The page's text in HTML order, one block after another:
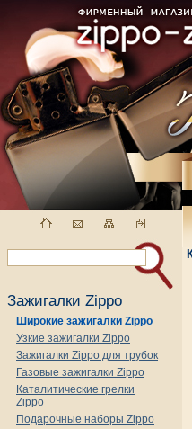
Зажигалки Zippo
Широкие зажигалки Zippo
Узкие зажигалки Zippo
Зажигалки Zippo для трубок
Газовые зажигалки Zippo
Каталитические грелки
Zippo
Подарочные наборы Zippo